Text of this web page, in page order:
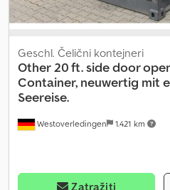
Westoverledingen 1.421 km
Geschl. Čelični kontejneri
Other20 ft. side door
Container, neuwertig mit
Seereise.
Zatražiti